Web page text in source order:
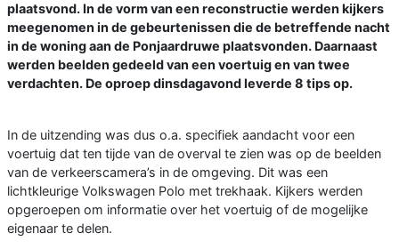
plaatsvond. In de vorm van een reconstructie werden kijkers
meegenomen in de gebeurtenissen die de betreffende nacht
in de woning aan de Ponjaardruwe plaatsvonden. Daarnaast
werden beelden gedeeld van een voertuig en van twee
verdachten. De oproep dinsdagavond leverde 8 tips op.
In de uitzending was dus o.a. specifiek aandacht voor een
voertuig dat ten tijde van de overval te zien was op de beelden
van de verkeerscamera’s in de omgeving. Dit was een
lichtkleurige Volkswagen Polo met trekhaak. Kijkers werden
opgeroepen om informatie over het voertuig of de mogelijke
eigenaar te delen.